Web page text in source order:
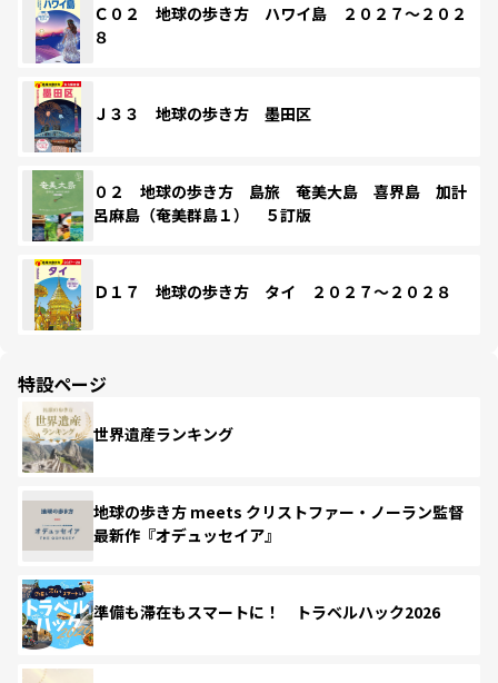
Ｃ０２ 地球の歩き方 ハワイ島 ２０２７～２０２
８
Ｊ３３ 地球の歩き方 墨田区
０２ 地球の歩き方 島旅 奄美大島 喜界島 加計
呂麻島（奄美群島１） ５訂版
Ｄ１７ 地球の歩き方 タイ ２０２７～２０２８
特設ページ
世界遺産ランキング
地球の歩き方 meets クリストファー・ノーラン監督
最新作『オデュッセイア』
準備も滞在もスマートに！ トラベルハック2026